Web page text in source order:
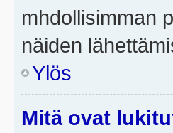
mhdollisimman
näiden
Ylös
Mitä ovat